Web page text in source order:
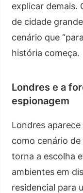
explicar demais.
de cidade
cenário que
história começa.
Londres e a
espionagem
Londres
como cenário
torna a escolha
ambientes em
residencial para